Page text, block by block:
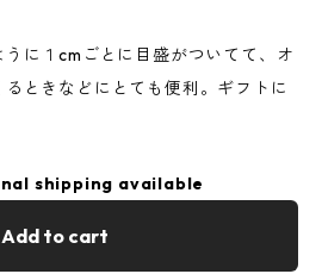
に１cmごとに目盛がついてて、オ
ときなどにとても便利。ギフトに
shipping available
Add to cart